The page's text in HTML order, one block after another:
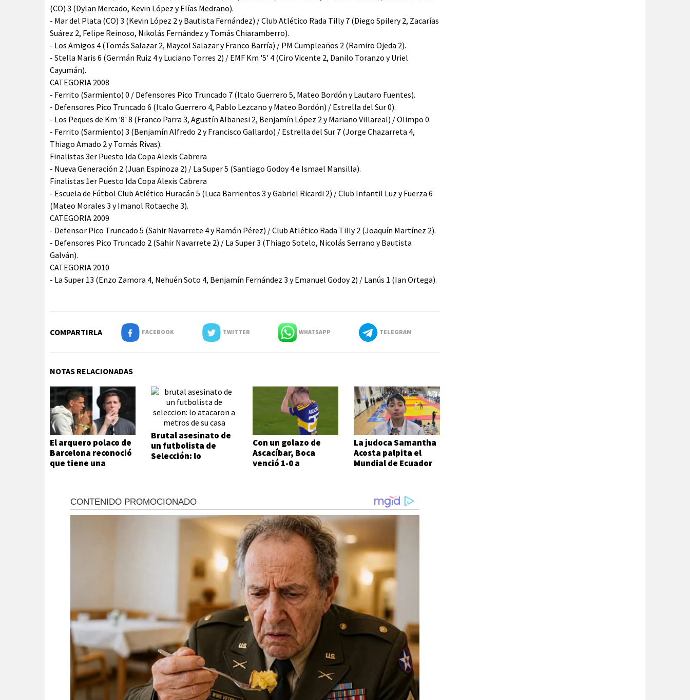
(CO) 3 (Dylan Mercado, Kevin López y Elías Medrano).
- Mar del Plata (CO) 3 (Kevin López 2 y Bautista Fernández) / Club Atlético Rada Tilly 7 (Diego Spilery 2, Zacarías
Suárez 2, Felipe Reinoso, Nikolás Fernández y Tomás Chiaramberro).
- Los Amigos 4 (Tomás Salazar 2, Maycol Salazar y Franco Barría) / PM Cumpleaños 2 (Ramiro Ojeda 2).
- Stella Maris 6 (Germán Ruiz 4 y Luciano Torres 2) / EMF Km '5' 4 (Ciro Vicente 2, Danilo Toranzo y Uriel
Cayumán).
CATEGORIA 2008
- Ferrito (Sarmiento) 0 / Defensores Pico Truncado 7 (Italo Guerrero 5, Mateo Bordón y Lautaro Fuentes).
- Defensores Pico Truncado 6 (Italo Guerrero 4, Pablo Lezcano y Mateo Bordón) / Estrella del Sur 0).
- Los Peques de Km '8' 8 (Franco Parra 3, Agustín Albanesi 2, Benjamín López 2 y Mariano Villareal) / Olimpo 0.
- Ferrito (Sarmiento) 3 (Benjamín Alfredo 2 y Francisco Gallardo) / Estrella del Sur 7 (Jorge Chazarreta 4,
Thiago Amado 2 y Tomás Rivas).
Finalistas 3er Puesto Ida Copa Alexis Cabrera
- Nueva Generación 2 (Juan Espinoza 2) / La Super 5 (Santiago Godoy 4 e Ismael Mansilla).
Finalistas 1er Puesto Ida Copa Alexis Cabrera
- Escuela de Fútbol Club Atlético Huracán 5 (Luca Barrientos 3 y Gabriel Ricardi 2) / Club Infantil Luz y Fuerza 6
(Mateo Morales 3 y Imanol Rotaeche 3).
CATEGORIA 2009
- Defensor Pico Truncado 5 (Sahir Navarrete 4 y Ramón Pérez) / Club Atlético Rada Tilly 2 (Joaquín Martínez 2).
- Defensores Pico Truncado 2 (Sahir Navarrete 2) / La Super 3 (Thiago Sotelo, Nicolás Serrano y Bautista
Galván).
CATEGORIA 2010
- La Super 13 (Enzo Zamora 4, Nehuén Soto 4, Benjamín Fernández 3 y Emanuel Godoy 2) / Lanús 1 (Ian Ortega).
COMPARTIRLA FACEBOOK TWITTER WHATSAPP TELEGRAM
NOTAS RELACIONADAS
El arquero polaco de
Barcelona reconoció
que tiene una
Brutal asesinato de
un futbolista de
Selección: lo
Con un golazo de
Ascacíbar, Boca
venció 1-0 a
La judoca Samantha
Acosta palpita el
Mundial de Ecuador